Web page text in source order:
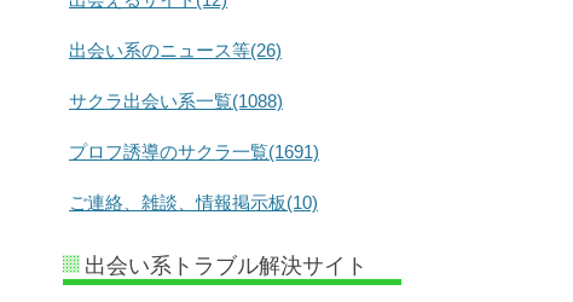
出会い系のニュース等(26)
サクラ出会い系一覧(1088)
プロフ誘導のサクラ一覧(1691)
ご連絡、雑談、情報掲示板(10)
出会い系トラブル解決サイト